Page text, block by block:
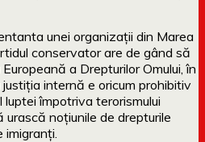
unei organizații din Marea
conservator are de gând să
a Drepturilor Omului, în
internă e oricum prohibitiv
împotriva terorismului
urască noțiunile de drepturile
imigranți.